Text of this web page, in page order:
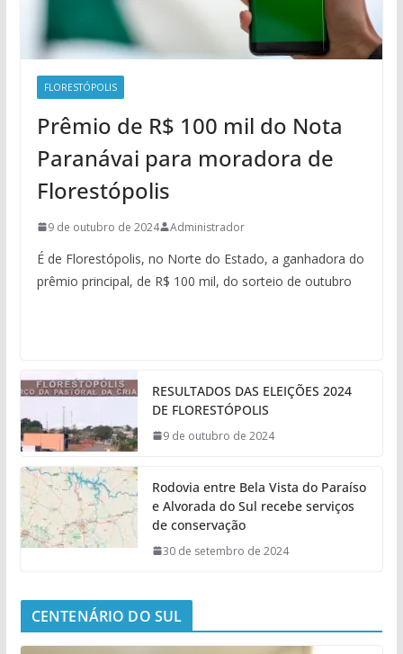
FLORESTÓPOLIS
Prêmio de R$ 100 mil do Nota
Paranávai para moradora de
Florestópolis
9 de outubro de 2024 Administrador
É de Florestópolis, no Norte do Estado, a ganhadora do
prêmio principal, de R$ 100 mil, do sorteio de outubro
RESULTADOS DAS ELEIÇÕES 2024
DE FLORESTÓPOLIS
9 de outubro de 2024
Rodovia entre Bela Vista do Paraíso
e Alvorada do Sul recebe serviços
de conservação
30 de setembro de 2024
CENTENÁRIO DO SUL